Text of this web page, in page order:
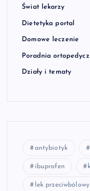
Świat lekarzy
Dietetyka portal
Domowe leczenie
Poradnia
Działy i tematy
antybiotyk
ibuprofen
lek przeciwbólowy